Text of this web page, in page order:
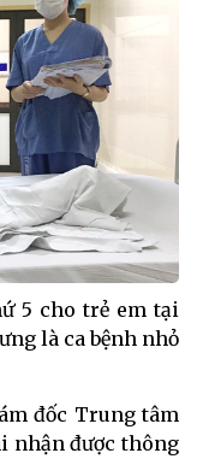
5 cho trẻ em tại
là ca bệnh nhỏ
đốc Trung tâm
nhận được thông